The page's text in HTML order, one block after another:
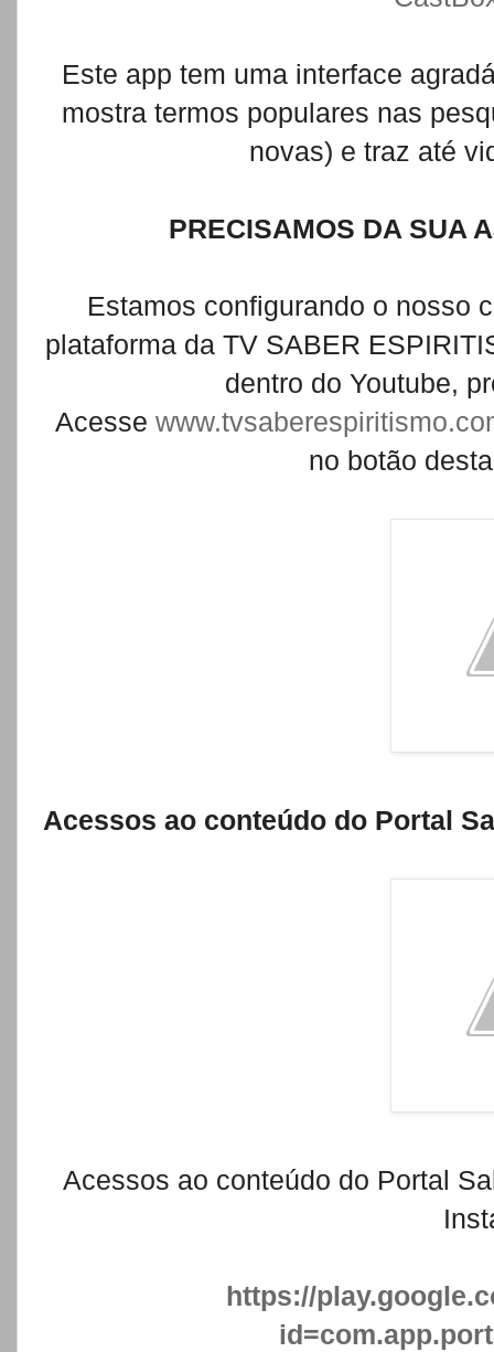
Este app tem uma interface
mostra termos populares nas
novas) e traz até
PRECISAMOS DA SUA
Estamos configurando o nosso
plataforma da TV SABER
dentro do Youtube,
Acesse
no botão
Acessos ao conteúdo do Portal
Acessos ao conteúdo do Portal
https://